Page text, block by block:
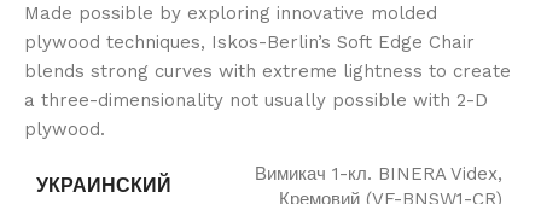
Made possible by exploring innovative molded
plywood techniques, Iskos-Berlin’s Soft Edge Chair
blends strong curves with extreme lightness to create
a three-dimensionality not usually possible with 2-D
plywood.
УКРАИНСКИЙ
Вимикач 1-кл. BINERA Videx,
Кремовий (VF-BNSW1-CR)